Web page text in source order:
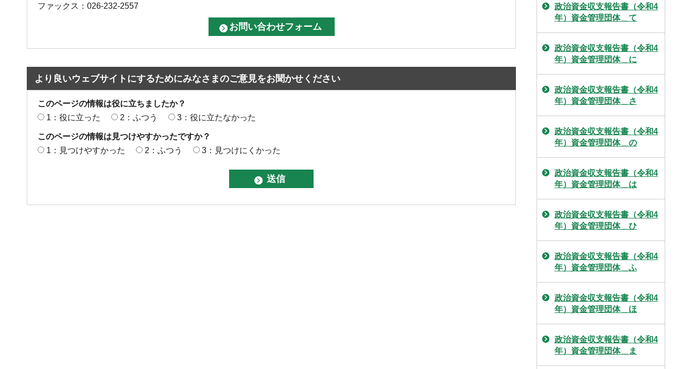
ファックス：026-232-2557
より良いウェブサイトにするためにみなさまのご意見をお聞かせください
このページの情報は役に立ちましたか？
1：役に立った
2：ふつう 3：役に立たなかった
このページの情報は見つけやすかったですか？
1：見つけやすかった
2：ふつう 3：見つけにくかった
政治資金収支報告書（令和4
年）資金管理団体＿て
政治資金収支報告書（令和4
年）資金管理団体＿に
政治資金収支報告書（令和4
年）資金管理団体＿さ
政治資金収支報告書（令和4
年）資金管理団体＿の
政治資金収支報告書（令和4
年）資金管理団体＿は
政治資金収支報告書（令和4
年）資金管理団体＿ひ
政治資金収支報告書（令和4
年）資金管理団体＿ふ
政治資金収支報告書（令和4
年）資金管理団体＿ほ
政治資金収支報告書（令和4
年）資金管理団体＿ま